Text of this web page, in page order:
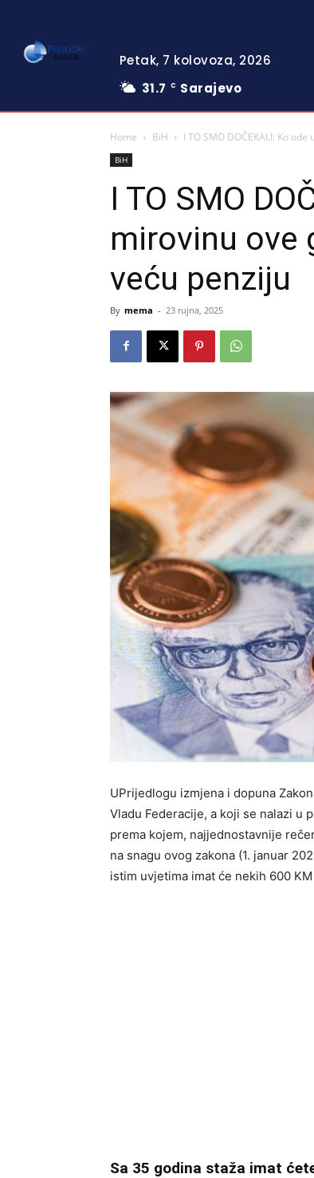
Petak, 7 kolovoza, 2026
31.7
C Sarajevo
Home BiH I TO SMO DOČEKALI: Ko
BiH
I TO SMO
mirovinu ove
veću penziju
By mema - 23 rujna, 2025
UPrijedlogu izmjena i dopuna
Vladu Federacije, a koji se nalazi u
prema kojem, najjednostavnije
na snagu ovog zakona (1. januar
istim uvjetima imat će nekih 600
Sa 35 godina staža imat